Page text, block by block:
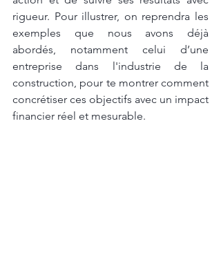
rigueur. Pour illustrer, on reprendra les
exemples que nous avons déjà
abordés, notamment celui d’une
entreprise dans l'industrie de la
construction, pour te montrer comment
concrétiser ces objectifs avec un impact
financier réel et mesurable.